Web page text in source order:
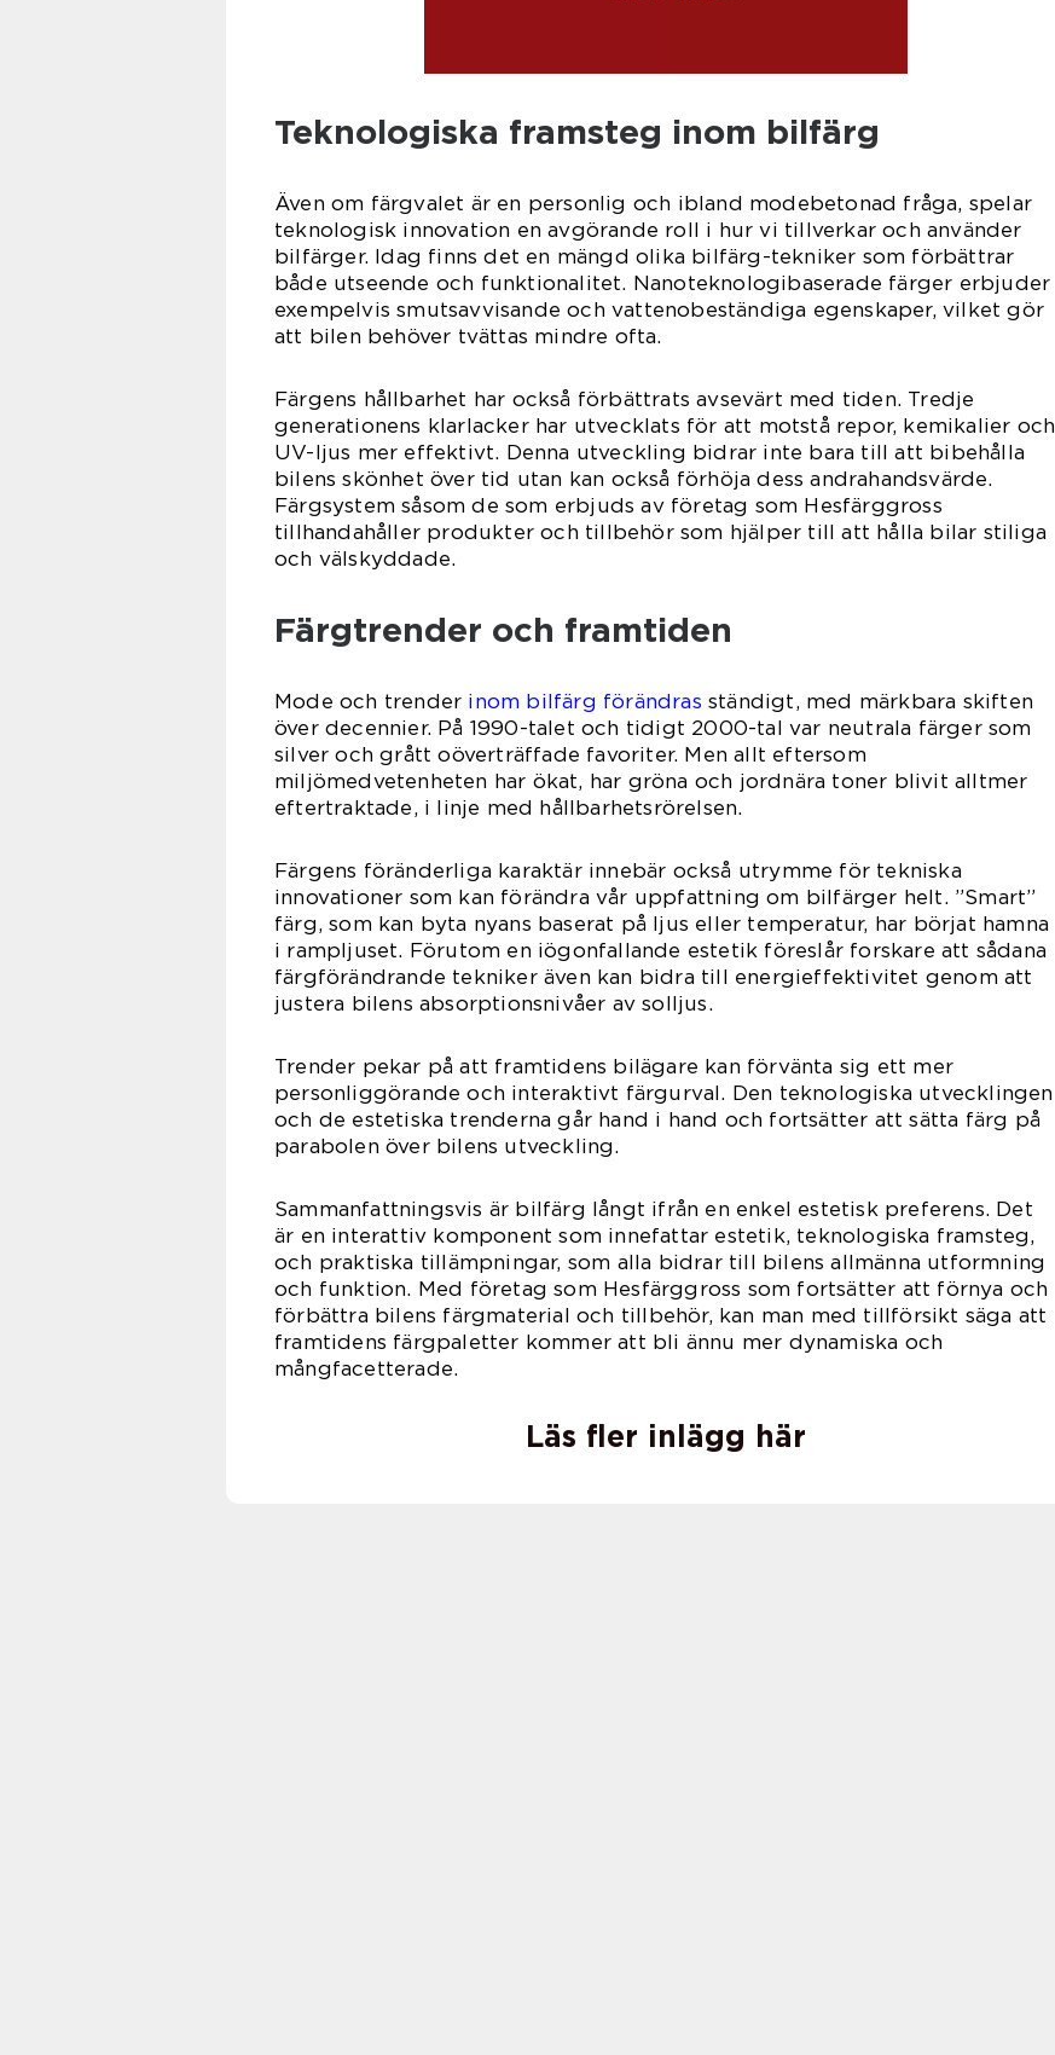
Teknologiska framsteg inom bilfärg
Även om färgvalet är en personlig och ibland modebetonad fråga, spelar
teknologisk innovation en avgörande roll i hur vi tillverkar och använder
bilfärger. Idag finns det en mängd olika bilfärg-tekniker som förbättrar
både utseende och funktionalitet. Nanoteknologibaserade färger erbjuder
exempelvis smutsavvisande och vattenobeständiga egenskaper, vilket gör
att bilen behöver tvättas mindre ofta.
Färgens hållbarhet har också förbättrats avsevärt med tiden. Tredje
generationens klarlacker har utvecklats för att motstå repor, kemikalier och
UV-ljus mer effektivt. Denna utveckling bidrar inte bara till att bibehålla
bilens skönhet över tid utan kan också förhöja dess andrahandsvärde.
Färgsystem såsom de som erbjuds av företag som Hesfärggross
tillhandahåller produkter och tillbehör som hjälper till att hålla bilar stiliga
och välskyddade.
Färgtrender och framtiden
Mode och trender inom bilfärg förändras ständigt, med märkbara skiften
över decennier. På 1990-talet och tidigt 2000-tal var neutrala färger som
silver och grått oöverträffade favoriter. Men allt eftersom
miljömedvetenheten har ökat, har gröna och jordnära toner blivit alltmer
eftertraktade, i linje med hållbarhetsrörelsen.
Färgens föränderliga karaktär innebär också utrymme för tekniska
innovationer som kan förändra vår uppfattning om bilfärger helt. ”Smart”
färg, som kan byta nyans baserat på ljus eller temperatur, har börjat hamna
i rampljuset. Förutom en iögonfallande estetik föreslår forskare att sådana
färgförändrande tekniker även kan bidra till energieffektivitet genom att
justera bilens absorptionsnivåer av solljus.
Trender pekar på att framtidens bilägare kan förvänta sig ett mer
personliggörande och interaktivt färgurval. Den teknologiska utvecklingen
och de estetiska trenderna går hand i hand och fortsätter att sätta färg på
parabolen över bilens utveckling.
Sammanfattningsvis är bilfärg långt ifrån en enkel estetisk preferens. Det
är en interattiv komponent som innefattar estetik, teknologiska framsteg,
och praktiska tillämpningar, som alla bidrar till bilens allmänna utformning
och funktion. Med företag som Hesfärggross som fortsätter att förnya och
förbättra bilens färgmaterial och tillbehör, kan man med tillförsikt säga att
framtidens färgpaletter kommer att bli ännu mer dynamiska och
mångfacetterade.
Läs fler inlägg här